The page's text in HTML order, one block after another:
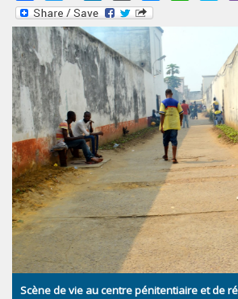
Scène de vie au centre pénitentiaire et de